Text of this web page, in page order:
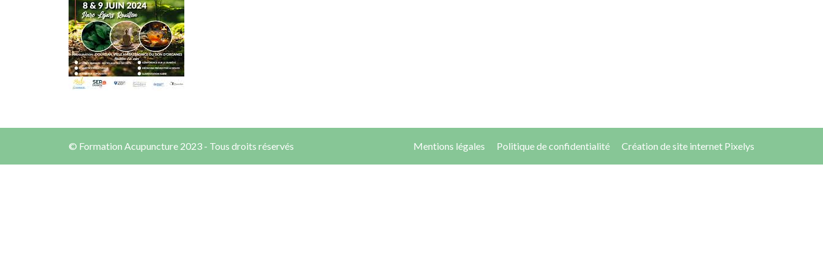
© Formation Acupuncture 2023 - Tous droits réservés Mentions légales Politique de confidentialité Création de site internet Pixelys